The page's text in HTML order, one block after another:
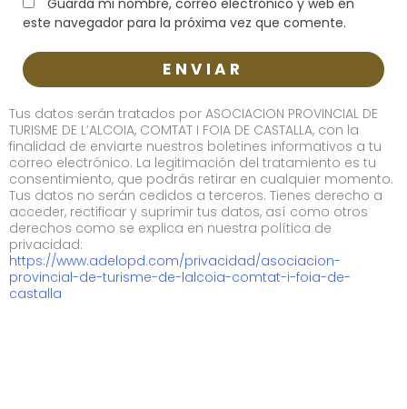
Guarda mi nombre, correo electrónico y web en
este navegador para la próxima vez que comente.
Tus datos serán tratados por ASOCIACION PROVINCIAL DE
TURISME DE L’ALCOIA, COMTAT I FOIA DE CASTALLA, con la
finalidad de enviarte nuestros boletines informativos a tu
correo electrónico. La legitimación del tratamiento es tu
consentimiento, que podrás retirar en cualquier momento.
Tus datos no serán cedidos a terceros. Tienes derecho a
acceder, rectificar y suprimir tus datos, así como otros
derechos como se explica en nuestra política de
privacidad:
https://www.adelopd.com/privacidad/asociacion-
provincial-de-turisme-de-lalcoia-comtat-i-foia-de-
castalla